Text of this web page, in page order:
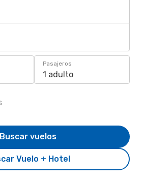
Pasajeros
1 adulto
Vuelo + Hotel
Buscar vuelos